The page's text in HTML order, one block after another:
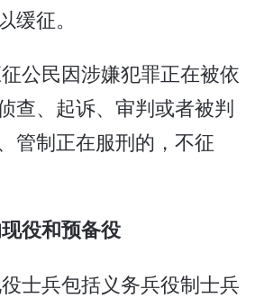
缓征。
公民因涉嫌犯罪正在被依
查、起诉、审判或者被判
管制正在服刑的，不征
役和预备役
士兵包括义务兵役制士兵